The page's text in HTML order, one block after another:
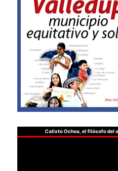
Calixto Ochoa, el filósofo del